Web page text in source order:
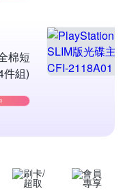
棉短
件組)